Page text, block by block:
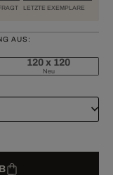
LETZTE EXEMPLARE
AUS:
120 x 120
Neu